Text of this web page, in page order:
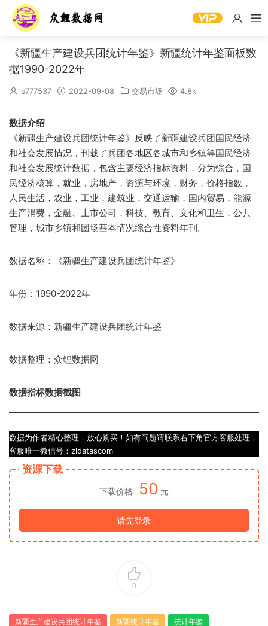
《新疆生产建设兵团统计年鉴》新疆统计年鉴面板数
据1990-2022年
s777537 2022-09-08 交易市场 4.8k
数据介绍
《新疆生产建设兵团统计年鉴》反映了新疆建设兵团国民经济
和社会发展情况，刊载了兵团各地区各城市和乡镇等国民经济
和社会发展统计数据，包含主要经济指标资料，分为综合，国
民经济核算，就业，房地产，资源与环境，财务，价格指数，
人民生活，农业，工业，建筑业，交通运输，国内贸易，能源
生产消费，金融、上市公司，科技、教育、文化和卫生，公共
管理，城市乡镇和团场基本情况综合性资料年刊。
数据名称：《新疆生产建设兵团统计年鉴》
年份：1990-2022年
数据来源：新疆生产建设兵团统计年鉴
数据整理：众鲤数据网
数据指标数据截图
数据为作者精心整理，放心购买！如有问题请联系右下角官方客服处理，
客服唯一微信号：zldatascom
资源下载
下载价格 50 元
请先登录
0
新疆生产建设兵团统计年鉴 新疆统计年鉴 统计年鉴